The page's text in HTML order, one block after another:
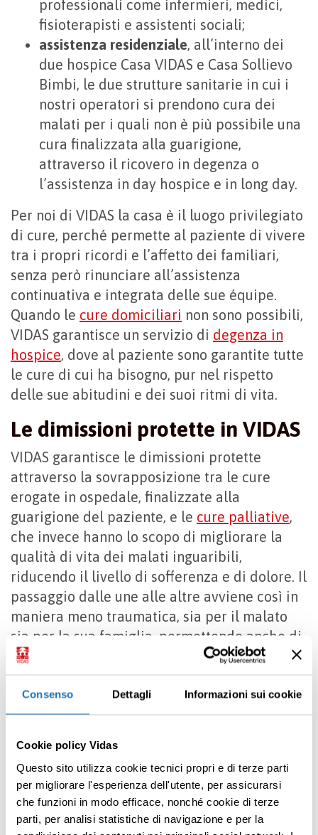
Consenso Dettagli Informazioni sui cookie
Cookie policy Vidas
Questo sito utilizza cookie tecnici propri e di terze parti
per migliorare l'esperienza dell'utente, per assicurarsi
che funzioni in modo efficace, nonché cookie di terze
parti, per analisi statistiche di navigazione e per la
professionali come infermieri, medici,
fisioterapisti e assistenti sociali;
assistenza residenziale, all’interno dei
due hospice Casa VIDAS e Casa Sollievo
Bimbi, le due strutture sanitarie in cui i
nostri operatori si prendono cura dei
malati per i quali non è più possibile una
cura finalizzata alla guarigione,
attraverso il ricovero in degenza o
l’assistenza in day hospice e in long day.
Per noi di VIDAS la casa è il luogo privilegiato
di cure, perché permette al paziente di vivere
tra i propri ricordi e l’affetto dei familiari,
senza però rinunciare all’assistenza
continuativa e integrata delle sue équipe.
Quando le cure domiciliari non sono possibili,
VIDAS garantisce un servizio di degenza in
hospice, dove al paziente sono garantite tutte
le cure di cui ha bisogno, pur nel rispetto
delle sue abitudini e dei suoi ritmi di vita.
Le dimissioni protette in VIDAS
VIDAS garantisce le dimissioni protette
attraverso la sovrapposizione tra le cure
erogate in ospedale, finalizzate alla
guarigione del paziente, e le cure palliative,
che invece hanno lo scopo di migliorare la
qualità di vita dei malati inguaribili,
riducendo il livello di sofferenza e di dolore. Il
passaggio dalle une alle altre avviene così in
maniera meno traumatica, sia per il malato
sia per la sua famiglia, permettendo anche di
preparare il domicilio all’arrivo del paziente
prima che venga dimesso dall’ospedale.
numero 023008081 oppure consultare
lasezione Contatti >>
Condividi